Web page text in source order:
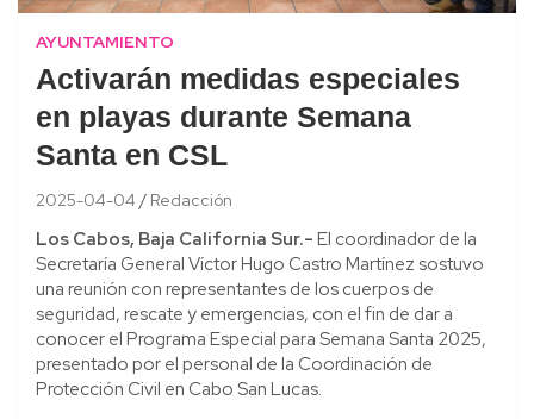
AYUNTAMIENTO
Activarán medidas especiales
en playas durante Semana
Santa en CSL
2025-04-04 Redacción
Los Cabos, Baja California Sur.- El coordinador de la
Secretaría General Víctor Hugo Castro Martínez sostuvo
una reunión con representantes de los cuerpos de
seguridad, rescate y emergencias, con el fin de dar a
conocer el Programa Especial para Semana Santa 2025,
presentado por el personal de la Coordinación de
Protección Civil en Cabo San Lucas.